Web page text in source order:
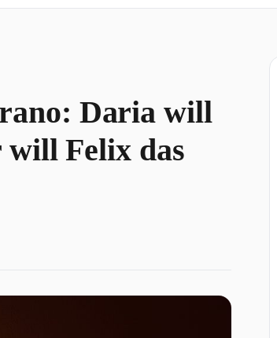
Daria will
will Felix das